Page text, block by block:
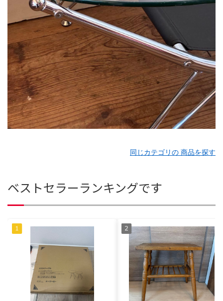
同じカテゴリの 商品を探す
ベストセラーランキングです